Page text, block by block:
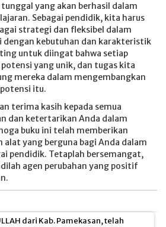
yang akan berhasil dalam
Sebagai pendidik, kita harus
strategi dan fleksibel dalam
dengan kebutuhan dan karakteristik
untuk diingat bahwa setiap
yang unik, dan tugas kita
mereka dalam mengembangkan
itu.
terima kasih kepada semua
dan ketertarikan Anda dalam
buku ini telah memberikan
yang berguna bagi Anda dalam
pendidik. Tetaplah bersemangat,
agen perubahan yang positif
dari Kab. Pamekasan, telah